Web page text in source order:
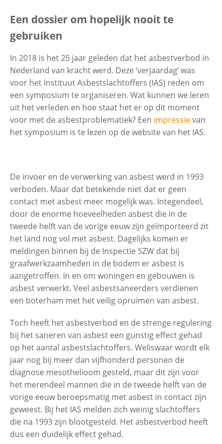
Veelgestelde vragen
Contactgegevens
Zoeken
Een dossier om hopelijk nooit te
gebruiken
In 2018 is het 25 jaar geleden dat het asbestverbod in
Nederland van kracht werd. Deze ‘verjaardag’ was
voor het Instituut Asbestslachtoffers (IAS) reden om
een symposium te organiseren. Wat kunnen we leren
uit het verleden en hoe staat het er op dit moment
voor met de asbestproblematiek? Een impressievan
het symposium is te lezen op de website van het IAS.
De invoer en de verwerking van asbest werd in 1993
verboden. Maar dat betekende niet dat er geen
contact met asbest meer mogelijk was. Integendeel,
door de enorme hoeveelheden asbest die in de
tweede helft van de vorige eeuw zijn geïmporteerd zit
het land nog vol met asbest. Dagelijks komen er
meldingen binnen bij de Inspectie SZW dat bij
graafwerkzaamheden in de bodem er asbest is
aangetroffen. In en om woningen en gebouwen is
asbest verwerkt. Veel asbestsaneerders verdienen
een boterham met het veilig opruimen van asbest.
Toch heeft het asbestverbod en de strenge regulering
bij het saneren van asbest een gunstig effect gehad
op het aantal asbestslachtoffers. Weliswaar wordt elk
jaar nog bij meer dan vijfhonderd personen de
diagnose mesothelioom gesteld, maar dit zijn voor
het merendeel mannen die in de tweede helft van de
vorige eeuw beroepsmatig met asbest in contact zijn
geweest. Bij het IAS melden zich weinig slachtoffers
die na 1993 zijn blootgesteld. Het asbestverbod heeft
dus een duidelijk effect gehad.